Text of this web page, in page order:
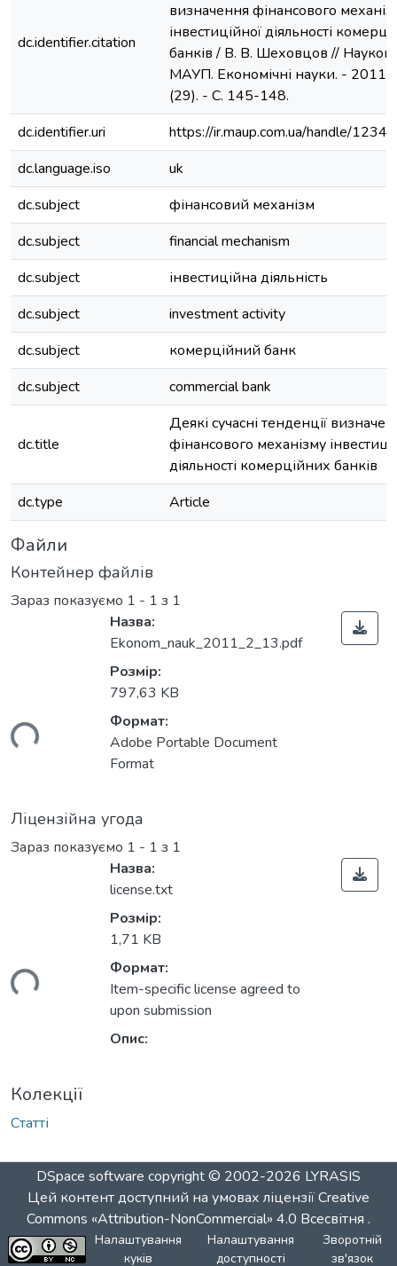
dc.identifier.citation
визначення фінансового
інвестиційної діяльності
банків / В. В. Шеховцов // Наукові
МАУП. Економічні науки. - 2011.
(29). - С. 145-148.
dc.identifier.uri
https://ir.maup.com.ua/handle/
dc.language.iso
uk
dc.subject
фінансовий механізм
dc.subject
financial mechanism
dc.subject
інвестиційна діяльність
dc.subject
investment activity
dc.subject
комерційний банк
dc.subject
commercial bank
dc.title
Деякі сучасні тенденції
фінансового механізму
діяльності комерційних банків
dc.type
Article
Файли
Контейнер файлів
Зараз показуємо 1 - 1 з 1
Назва:
Ekonom_nauk_2011_2_13.pdf
Розмір:
797,63 KB
Формат:
Adobe Portable Document
Format
Ліцензійна угода
Зараз показуємо 1 - 1 з 1
Назва:
license.txt
Розмір:
1,71 KB
Формат:
Item-specific license agreed to
upon submission
Опис:
Колекції
Статті
DSpace software copyright © 2002-2026 LYRASIS
Цей контент доступний на умовах ліцензіїCreative
Commons «Attribution-NonCommercial» 4.0 Всесвітня .
Налаштування
куків
Налаштування
доступності
Зворотній
зв'язок